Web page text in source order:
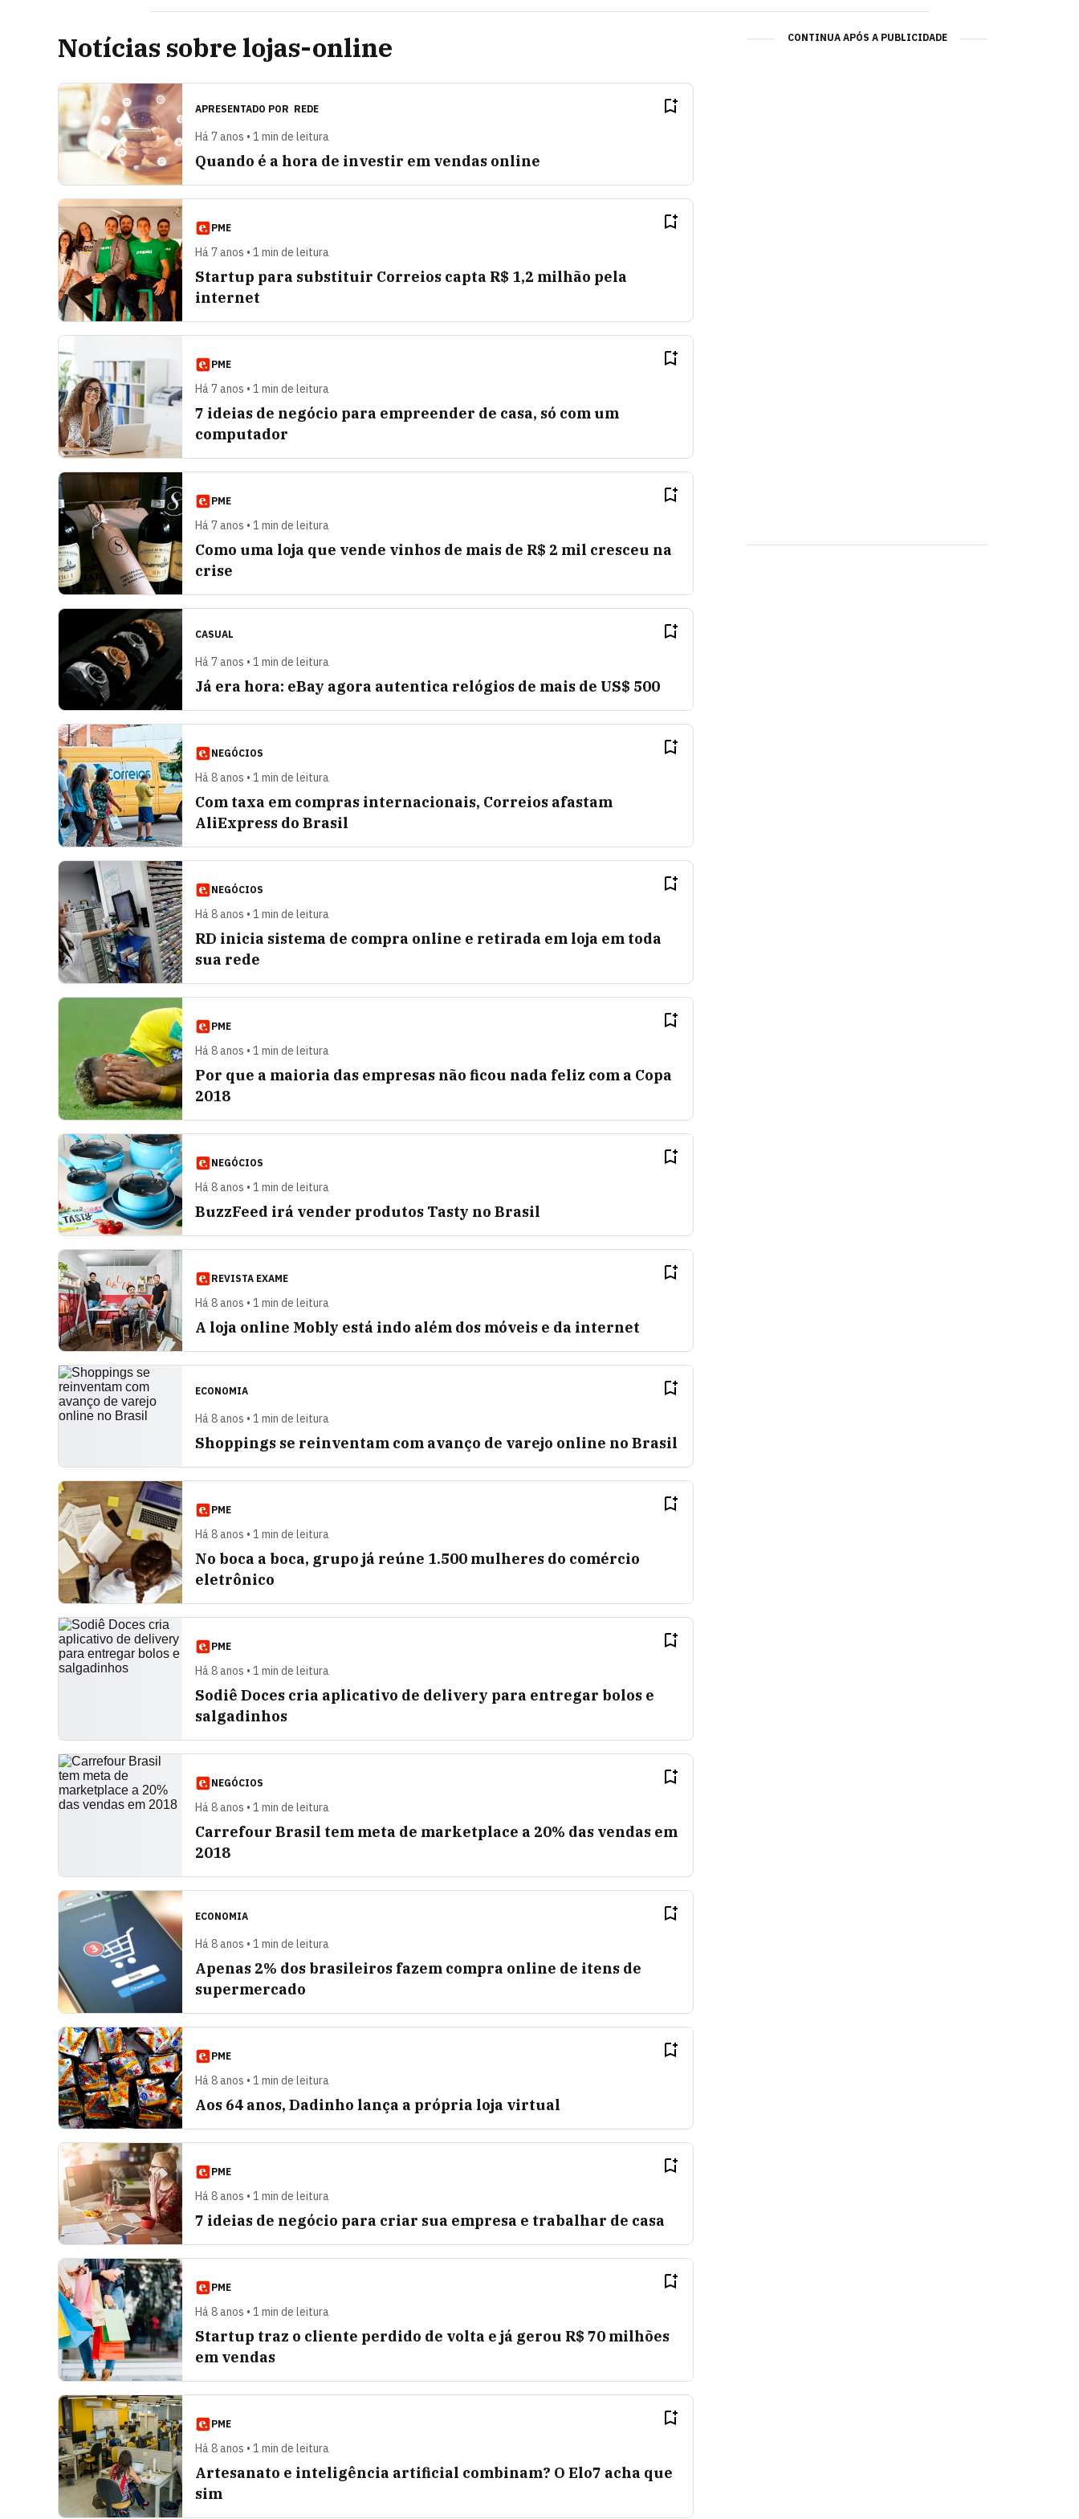
Notícias sobre lojas-online
APRESENTADO POR REDE
Há 7 anos • 1 min de leitura
Quando é a hora de investir em vendas online
PME
Há 7 anos • 1 min de leitura
Startup para substituir Correios capta R$ 1,2 milhão pela
internet
PME
Há 7 anos • 1 min de leitura
7 ideias de negócio para empreender de casa, só com um
computador
PME
Há 7 anos • 1 min de leitura
Como uma loja que vende vinhos de mais de R$ 2 mil cresceu na
crise
CASUAL
Há 7 anos • 1 min de leitura
Já era hora: eBay agora autentica relógios de mais de US$ 500
NEGÓCIOS
Há 8 anos • 1 min de leitura
Com taxa em compras internacionais, Correios afastam
AliExpress do Brasil
NEGÓCIOS
Há 8 anos • 1 min de leitura
RD inicia sistema de compra online e retirada em loja em toda
sua rede
PME
Há 8 anos • 1 min de leitura
Por que a maioria das empresas não ficou nada feliz com a Copa
2018
NEGÓCIOS
Há 8 anos • 1 min de leitura
BuzzFeed irá vender produtos Tasty no Brasil
REVISTA EXAME
Há 8 anos • 1 min de leitura
A loja online Mobly está indo além dos móveis e da internet
ECONOMIA
Há 8 anos • 1 min de leitura
Shoppings se reinventam com avanço de varejo online no Brasil
PME
Há 8 anos • 1 min de leitura
No boca a boca, grupo já reúne 1.500 mulheres do comércio
eletrônico
PME
Há 8 anos • 1 min de leitura
Sodiê Doces cria aplicativo de delivery para entregar bolos e
salgadinhos
NEGÓCIOS
Há 8 anos • 1 min de leitura
Carrefour Brasil tem meta de marketplace a 20% das vendas em
2018
ECONOMIA
Há 8 anos • 1 min de leitura
Apenas 2% dos brasileiros fazem compra online de itens de
supermercado
PME
Há 8 anos • 1 min de leitura
Aos 64 anos, Dadinho lança a própria loja virtual
PME
Há 8 anos • 1 min de leitura
7 ideias de negócio para criar sua empresa e trabalhar de casa
PME
Há 8 anos • 1 min de leitura
Startup traz o cliente perdido de volta e já gerou R$ 70 milhões
em vendas
PME
Há 8 anos • 1 min de leitura
Artesanato e inteligência artificial combinam? O Elo7 acha que
sim
CONTINUA APÓS A PUBLICIDADE